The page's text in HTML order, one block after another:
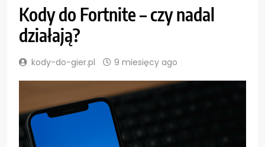
Kody do Fortnite – czy nadal
działają?
kody-do-gier.pl 9 miesięcy ago